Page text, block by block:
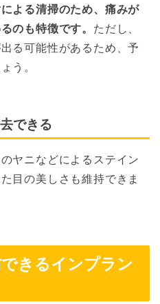
よる清掃のため、痛みが
のも特徴です。 ただし、
る可能性があるため、予
う。
できる
ヤニなどによるステイン
目の美しさも維持できま
きるインプラン